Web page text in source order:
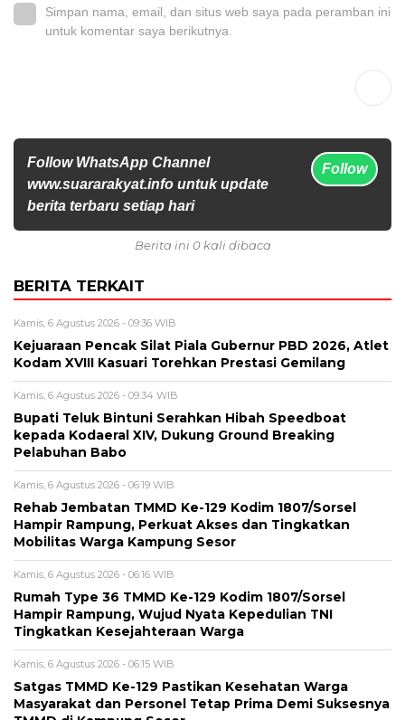
Simpan nama, email, dan situs web saya pada peramban ini
untuk komentar saya berikutnya.
Follow WhatsApp Channel
www.suararakyat.info untuk update
berita terbaru setiap hari
Follow
Berita ini 0 kali dibaca
BERITA TERKAIT
Kamis, 6 Agustus 2026 - 09:36 WIB
Kejuaraan Pencak Silat Piala Gubernur PBD 2026, Atlet
Kodam XVIII Kasuari Torehkan Prestasi Gemilang
Kamis, 6 Agustus 2026 - 09:34 WIB
Bupati Teluk Bintuni Serahkan Hibah Speedboat
kepada Kodaeral XIV, Dukung Ground Breaking
Pelabuhan Babo
Kamis, 6 Agustus 2026 - 06:19 WIB
Rehab Jembatan TMMD Ke-129 Kodim 1807/Sorsel
Hampir Rampung, Perkuat Akses dan Tingkatkan
Mobilitas Warga Kampung Sesor
Kamis, 6 Agustus 2026 - 06:16 WIB
Rumah Type 36 TMMD Ke-129 Kodim 1807/Sorsel
Hampir Rampung, Wujud Nyata Kepedulian TNI
Tingkatkan Kesejahteraan Warga
Kamis, 6 Agustus 2026 - 06:15 WIB
Satgas TMMD Ke-129 Pastikan Kesehatan Warga
Masyarakat dan Personel Tetap Prima Demi Suksesnya